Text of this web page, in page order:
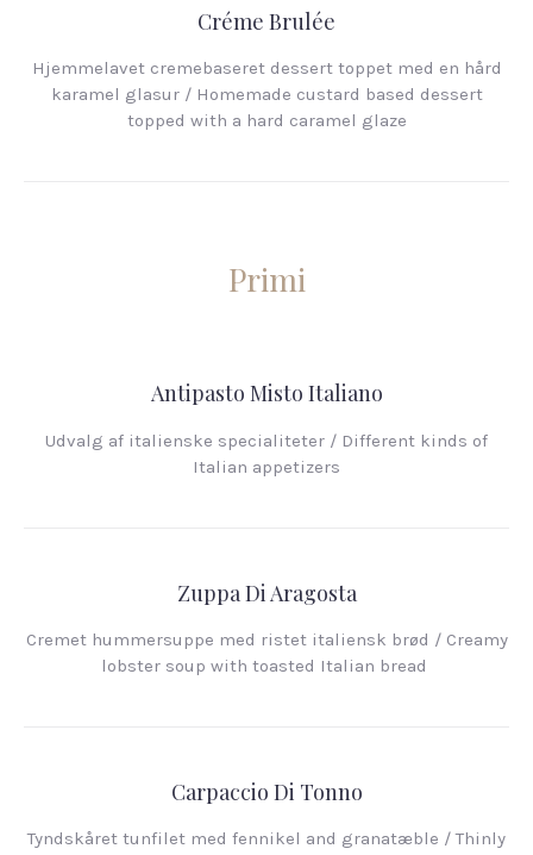
Créme Brulée
Hjemmelavet cremebaseret dessert toppet med en hård
karamel glasur / Homemade custard based dessert
topped with a hard caramel glaze
Primi
Antipasto Misto Italiano
Udvalg af italienske specialiteter / Different kinds of
Italian appetizers
Zuppa Di Aragosta
Cremet hummersuppe med ristet italiensk brød / Creamy
lobster soup with toasted Italian bread
Carpaccio Di Tonno
Tyndskåret tunfilet med fennikel and granatæble / Thinly